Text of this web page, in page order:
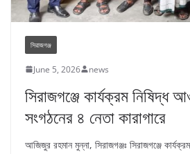
সিরাজগঞ্জ
June 5, 2026 news
সিরাজগঞ্জে কার্যক্রম নিষিদ্ধ
সংগঠনের ৪ নেতা কারাগারে
আজিজুর রহমান মুন্না, সিরাজগঞ্জঃ সিরাজগঞ্জে